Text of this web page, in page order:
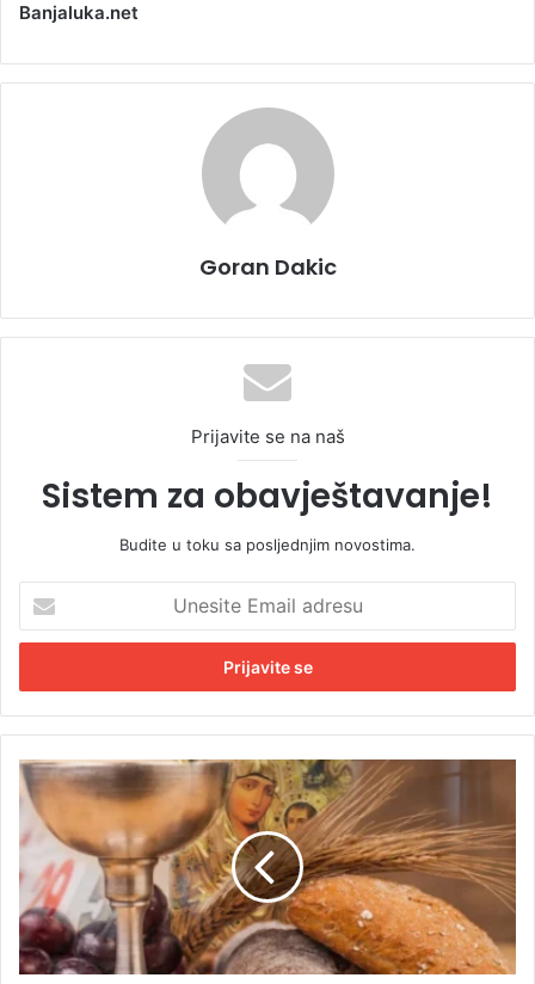
Banjaluka.net
Goran Dakic
Prijavite se na naš
Sistem za obavještavanje!
Budite u toku sa posljednjim novostima.
e
i
t
E
m
i
l
d
r
e
S
u
r
a
o
č
i